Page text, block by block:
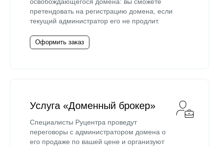
претендовать на регистрацию домена, если
текущий администратор его не продлит.
Оформить заказ
Услуга «Доменный брокер»
Специалисты Руцентра проведут
переговоры с администратором домена о
его продаже по вашей цене и организуют